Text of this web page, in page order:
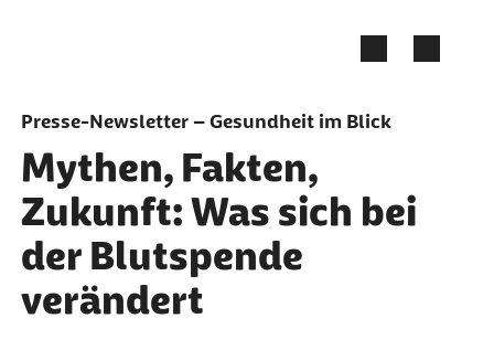
Presse-Newsletter – Gesundheit im Blick
Mythen, Fakten,
Zukunft: Was sich bei
der Blutspende
verändert